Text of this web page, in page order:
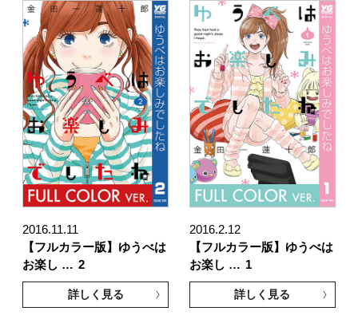
2016.11.11
【フルカラー版】ゆうべは
お楽し … 2
詳しく見る
2016.2.12
【フルカラー版】ゆうべは
お楽し … 1
詳しく見る